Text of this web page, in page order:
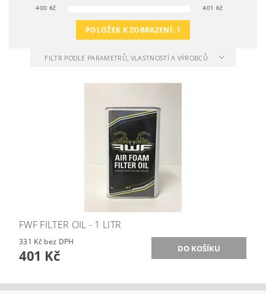
400 Kč 401 Kč
POLOŽEK K ZOBRAZENÍ: 1
FILTR PODLE PARAMETRŮ, VLASTNOSTÍ A VÝROBCŮ
FWF FILTER OIL - 1 LITR
331 Kč bez DPH
401 Kč